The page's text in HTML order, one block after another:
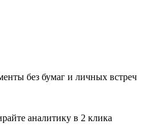
без бумаг и личных встреч
аналитику в 2 клика